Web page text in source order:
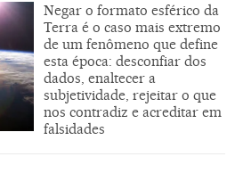
Negar o formato esférico da
Terra é o caso mais extremo
de um fenômeno que define
esta época: desconfiar dos
dados, enaltecer a
subjetividade, rejeitar o que
nos contradiz e acreditar em
falsidades